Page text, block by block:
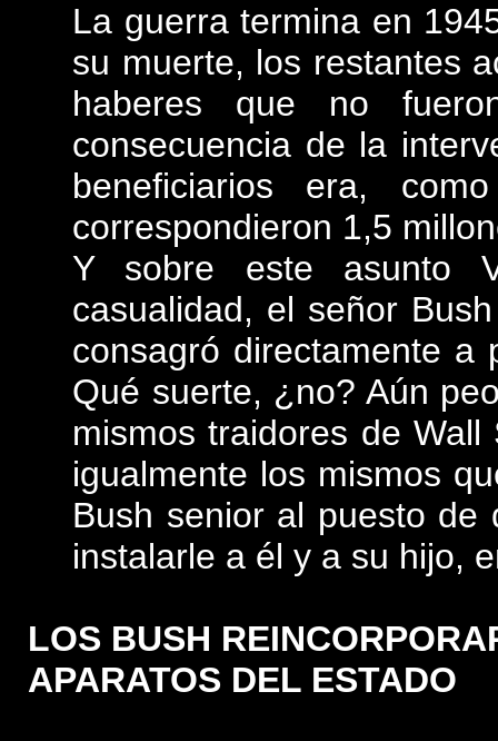
La guerra termina en
su muerte, los restantes
haberes que no
consecuencia de la
beneficiarios era,
correspondieron 1,5
Y sobre este asunto
casualidad, el señor
consagró directamente a
Qué suerte, ¿no? Aún
mismos traidores de
igualmente los mismos
Bush senior al puesto
instalarle a él y a su hijo,
LOS BUSH
APARATOS DEL ESTADO